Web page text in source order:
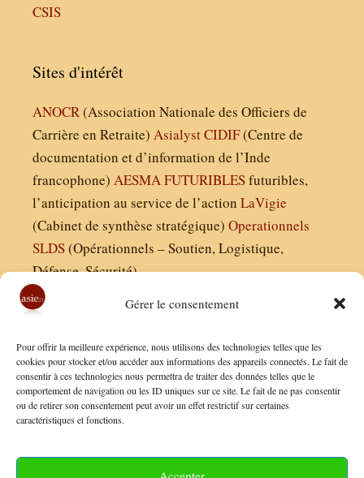
Gérer le consentement
Pour offrir la meilleure expérience, nous utilisons des technologies telles que les
cookies pour stocker et/ou accéder aux informations des appareils connectés. Le fait de
consentir à ces technologies nous permettra de traiter des données telles que le
comportement de navigation ou les ID uniques sur ce site. Le fait de ne pas consentir
ou de retirer son consentement peut avoir un effet restrictif sur certaines
caractéristiques et fonctions.
CSIS
Sites d'intérêt
ANOCR(Association Nationale des Officiers de
Carrière en Retraite) AsialystCIDIF(Centre de
documentation et d’information de l’Inde
francophone) AESMAFUTURIBLESfuturibles,
l’anticipation au service de l’action LaVigie
(Cabinet de synthèse stratégique) Operationnels
SLDS(Opérationnels – Soutien, Logistique,
Défense, Sécurité)
Finaldées EURL
Siège social : 13 avenue Boudon, 75016, Paris
Nous contacter
Conditions Générales de Vente